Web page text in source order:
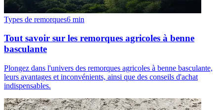
Types de remorques6 min
Tout savoir sur les remorques agricoles à benne
basculante
Plongez dans l'univers des remorques agricoles à benne basculante,
leurs avantages et inconvénients, ainsi que des conseils d'achat
indispensables.